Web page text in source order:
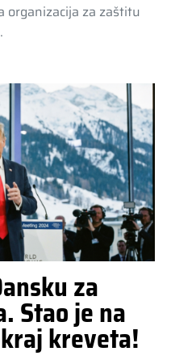
organizacija za zaštitu
za
Stao je na
kreveta!